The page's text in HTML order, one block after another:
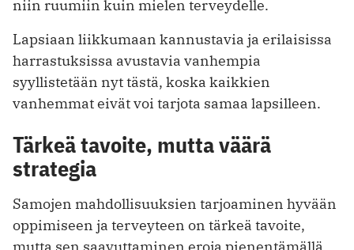
niin ruumiin kuin mielen terveydelle.
Lapsiaan liikkumaan kannustavia ja erilaisissa
harrastuksissa avustavia vanhempia
syyllistetään nyt tästä, koska kaikkien
vanhemmat eivät voi tarjota samaa lapsilleen.
Tärkeä tavoite, mutta väärä
strategia
Samojen mahdollisuuksien tarjoaminen hyvään
oppimiseen ja terveyteen on tärkeä tavoite,